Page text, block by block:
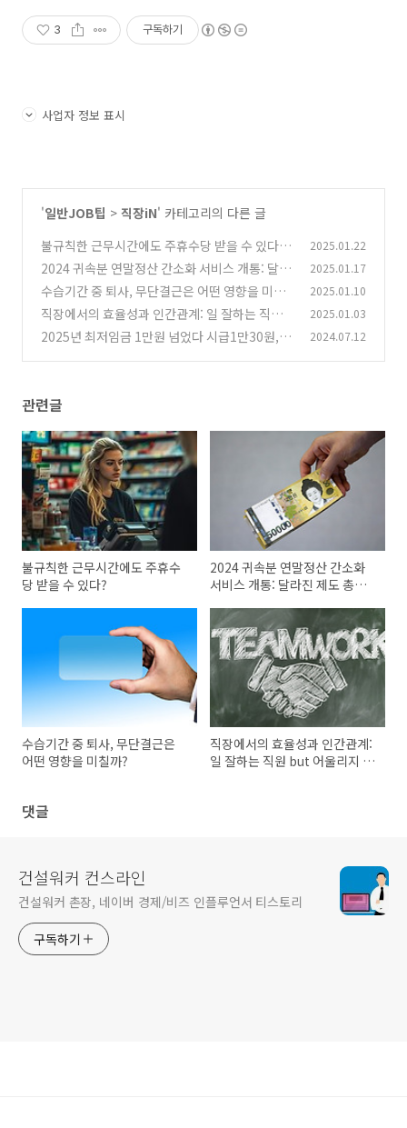
3 구독하기
사업자 정보 표시
'일반JOB팁 > 직장iN' 카테고리의 다른 글
불규칙한 근무시간에도 주휴수당 받을 수 있다?
(1)
2025.01.22
2024 귀속분 연말정산 간소화 서비스 개통: 달라
진 제도 총정리
(0)
2025.01.17
수습기간 중 퇴사, 무단결근은 어떤 영향을 미칠
까?
(0)
2025.01.10
직장에서의 효율성과 인간관계: 일 잘하는 직원 b
ut 어울리지 않는 직원
(0)
2025.01.03
2025년 최저임금 1만원 넘었다 시급1만30원, 월
2024.07.12
관련글
불규칙한 근무시간에도 주휴수
당 받을 수 있다?
2024 귀속분 연말정산 간소화
서비스 개통: 달라진 제도 총정
수습기간 중 퇴사, 무단결근은
어떤 영향을 미칠까?
직장에서의 효율성과 인간관계:
일 잘하는 직원 but 어울리지 않
댓글
건설워커 컨스라인
건설워커 촌장, 네이버 경제/비즈 인플루언서 티스토리
구독하기